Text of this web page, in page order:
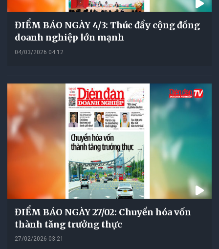
ĐIỂM BÁO NGÀY 4/3: Thúc đẩy cộng đồng
doanh nghiệp lớn mạnh
04/03/2026 04:12
ĐIỂM BÁO NGÀY 27/02: Chuyển hóa vốn
thành tăng trưởng thực
27/02/2026 03:21